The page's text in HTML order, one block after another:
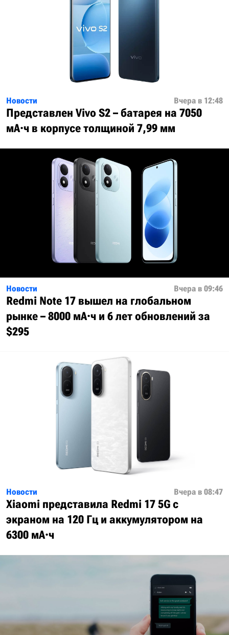
Новости Вчера в 12:48
Представлен Vivo S2 – батарея на 7050
мА·ч в корпусе толщиной 7,99 мм
Новости Вчера в 09:46
Redmi Note 17 вышел на глобальном
рынке – 8000 мА·ч и 6 лет обновлений за
$295
Новости Вчера в 08:47
Xiaomi представила Redmi 17 5G с
экраном на 120 Гц и аккумулятором на
6300 мА·ч